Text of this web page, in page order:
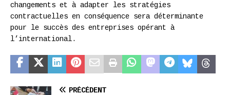
changements et à adapter les stratégies
contractuelles en conséquence sera déterminante
pour le succès des entreprises opérant à
l’international.
PRÉCÉDENT